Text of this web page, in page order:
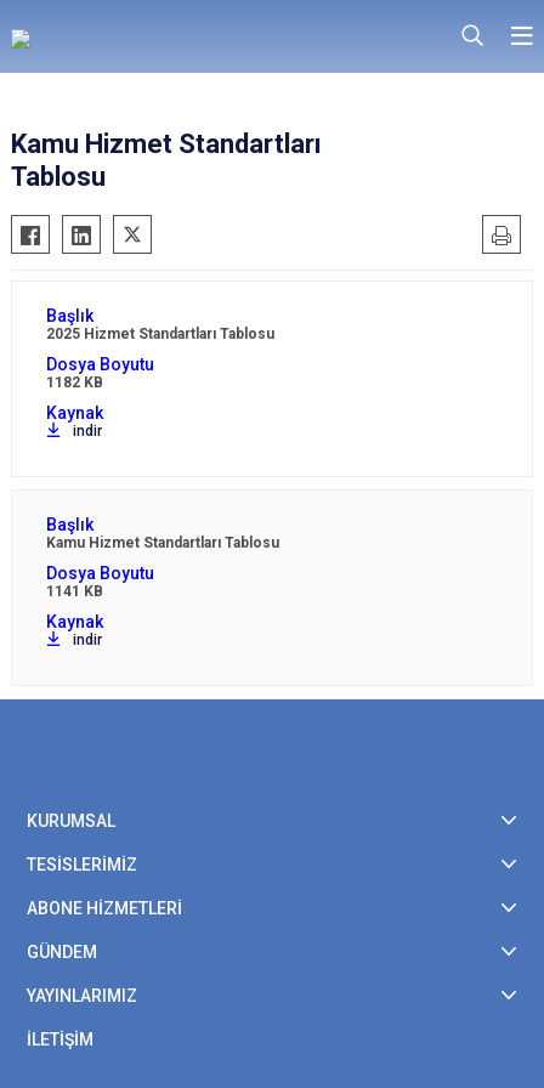
Kamu Hizmet Standartları
Tablosu
2025 Hizmet Standartları Tablosu
1182 KB
indir
Kamu Hizmet Standartları Tablosu
1141 KB
indir
KURUMSAL
TESİSLERİMİZ
ABONE HİZMETLERİ
GÜNDEM
YAYINLARIMIZ
İLETİŞİM